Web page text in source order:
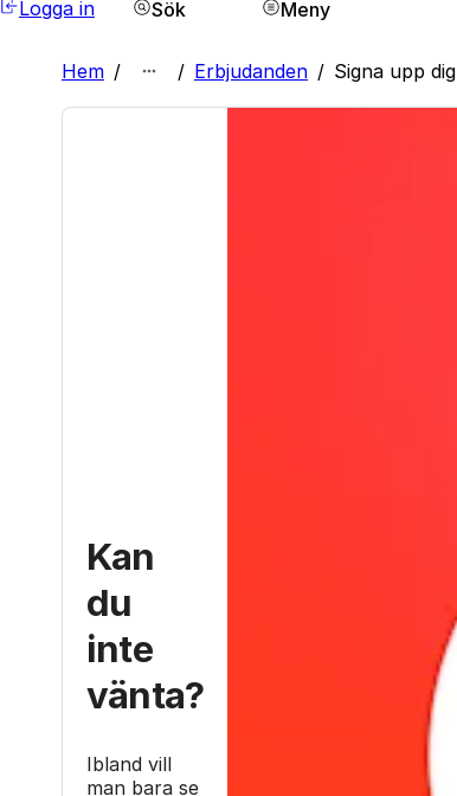
Logga in Sök Meny
Hem / / Erbjudanden / Signa upp dig
Kan
du
inte
vänta?
Ibland vill
man bara se